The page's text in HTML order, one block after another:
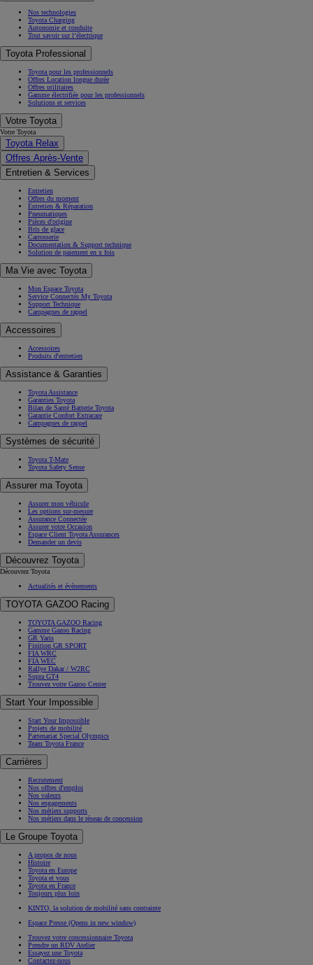
Nos technologies
Toyota Charging
Autonomie et conduite
Tout savoir sur l’électrique
Toyota Professional
Toyota pour les professionnels
Offres Location longue durée
Offres utilitaires
Gamme électrifiée pour les professionnels
Solutions et services
Votre Toyota
Votre Toyota
Toyota Relax
Offres Après-Vente
Entretien & Services
Entretien
Offres du moment
Entretien & Réparation
Pneumatiques
Pièces d'origine
Bris de glace
Carrosserie
Documentation & Support technique
Solution de paiement en x fois
Ma Vie avec Toyota
Mon Espace Toyota
Service Connectés My Toyota
Support Technique
Campagnes de rappel
Accessoires
Accessoires
Produits d'entretien
Assistance & Garanties
Toyota Assistance
Garanties Toyota
Bilan de Santé Batterie Toyota
Garantie Confort Extracare
Campagnes de rappel
Systèmes de sécurité
Toyota T-Mate
Toyota Safety Sense
Assurer ma Toyota
Assurer mon véhicule
Les options sur-mesure
Assurance Connectée
Assurer votre Occasion
Espace Client Toyota Assurances
Demander un devis
Découvrez Toyota
Découvrez Toyota
Actualités et évènements
TOYOTA GAZOO Racing
TOYOTA GAZOO Racing
Gamme Gazoo Racing
GR Yaris
Finition GR SPORT
FIA WRC
FIA WEC
Rallye Dakar / W2RC
Supra GT4
Trouvez votre Gazoo Center
Start Your Impossible
Start Your Impossible
Projets de mobilité
Partenariat Special Olympics
Team Toyota France
Carrières
Recrutement
Nos offres d'emploi
Nos valeurs
Nos engagements
Nos métiers supports
Nos métiers dans le réseau de concession
Le Groupe Toyota
A propos de nous
Histoire
Toyota en Europe
Toyota et vous
Toyota en France
Toujours plus loin
KINTO, la solution de mobilité sans contrainte
Espace Presse (Opens in new window)
Trouvez votre concessionnaire Toyota
Prendre un RDV Atelier
Essayez une Toyota
Contactez-nous